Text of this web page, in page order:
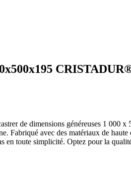
de dimensions généreuses 1 000
Fabriqué avec des matériaux de
en toute simplicité. Optez pour la